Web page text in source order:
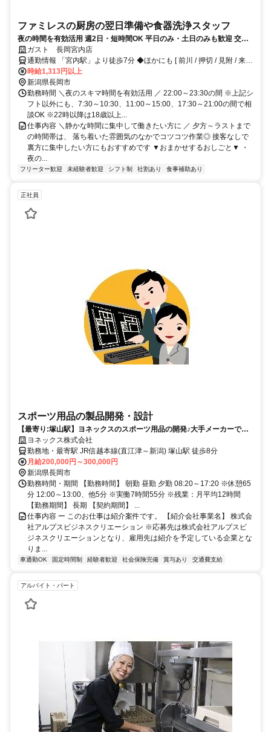
ファミレスの厨房の翌日準備や食器洗浄スタッフ
夜の時間を有効活用 週2日・短時間OK 平日のみ・土日のみも歓迎 交通
費やお得な食事補助、グループ全店で使える割引券など待遇も◎未経験
でも安心
ガスト 長岡宮内店
通勤情報 「宮内駅」より徒歩7分 ◆ほかにも [ 前川 / 押切 / 見附 / 来迎
寺 ] からも車で8～15分程度!!※自転車 / 車 / バイク通勤OK
時給1,313円以上
新潟県長岡市
勤務時間 ＼夜のスキマ時間を有効活用 ／ 22:00～23:30の間 ※上記シ
フト以外にも、7:30～10:30、11:00～15:00、17:30～21:00の間で相
談OK ※22時以降は18歳以上...
仕事内容 ＼静かな時間に集中して働きたい方に ／ 夕方～ラストまで
の時間帯は、 落ち着いた雰囲気のなかでコツコツ作業◎ 接客なしで
裏方に集中したい方にもおすすめです ▼おまかせするおしごと▼ ・
夜の...
フリーター歓迎 未経験者歓迎 シフト制 社割あり 食事補助あり
正社員
スポーツ用品の製品開発・設計
【最寄り:塚山駅】ヨネックスのスポーツ用品の開発♪大手メーカーでの
正社員募集★
ヨネックス株式会社
勤務地・最寄駅 JR信越本線(直江津～新潟) 塚山駅 徒歩8分
月給200,000円～300,000円
新潟県長岡市
勤務時間・期間 【勤務時間】 朝勤 昼勤 夕勤 08:20～17:20 ※休憩65
分 12:00～13:00、他5分 ※実働7時間55分 ※残業：月平均12時間
【勤務期間】 長期 【契約期間】 ...
仕事内容 ー このお仕事は紹介案件です。 【紹介会社事業名】 株式会
社アルプスビジネスクリエーション ※応募先は株式会社アルプスビ
ジネスクリエーションとなり、雇用先は紹介を予定している企業とな
りま...
車通勤OK 固定時間制 経験者歓迎 社会保険完備 賞与あり 交通費支給
アルバイト・パート